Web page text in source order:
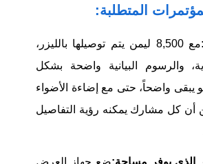
المتطلبة:
مع 8,500 ليمن يتم توصيلها بالليزر،
والرسوم البيانية واضحة بشكل
يبقى واضحاً، حتى مع إضاءة الأضواء
أن كل مشارك يمكنه رؤية التفاصيل
الذي يوفر مساحة:ضع جهاز العرض